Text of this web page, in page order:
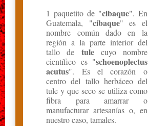
1 paquetito de "cibaque". En
Guatemala, "cibaque" es el
nombre común dado en la
región a la parte interior del
tallo de tulecuyo nombre
científico es "schoenoplectus
acutus". Es el corazón o
centro del tallo herbáceo del
tule y que seco se utiliza como
fibra para amarrar o
manufacturar artesanías o, en
nuestro caso, tamales.